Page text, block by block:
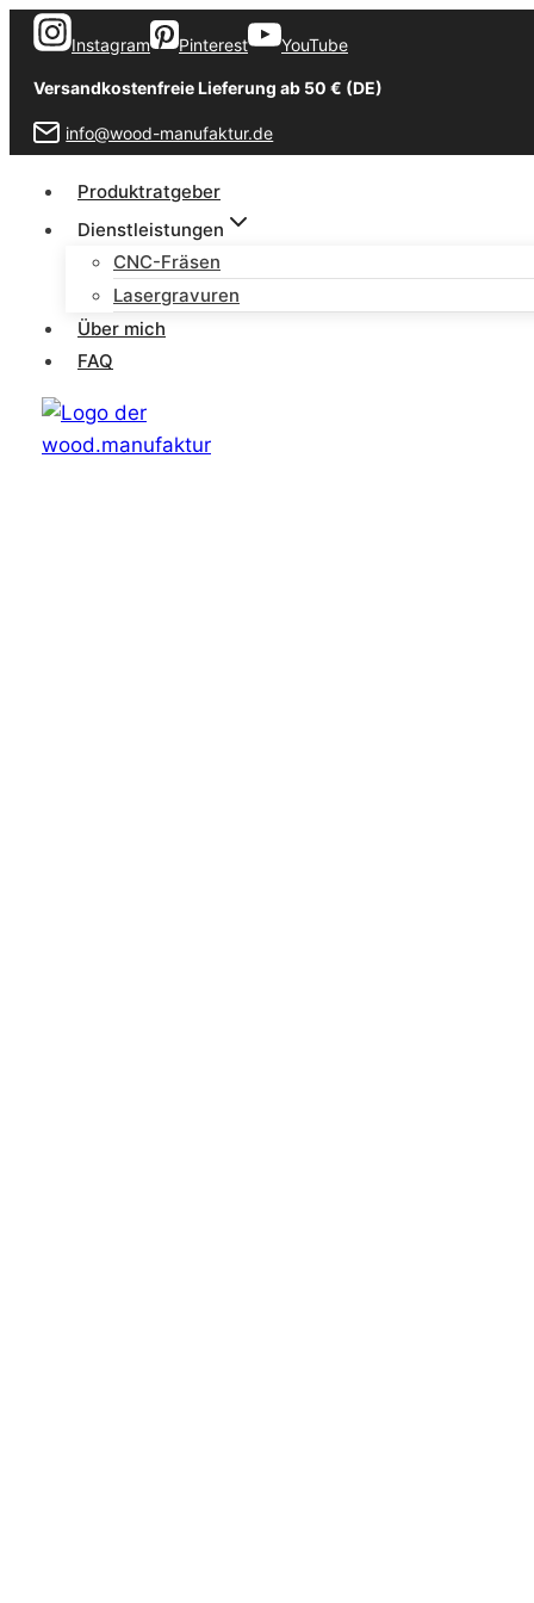
Zum
Inhalt
springen
Instagram Pinterest YouTube
Versandkostenfreie Lieferung ab 50 € (DE)
info@wood-manufaktur.de
Produktratgeber
Dienstleistungen
CNC-Fräsen
Lasergravuren
Über mich
FAQ